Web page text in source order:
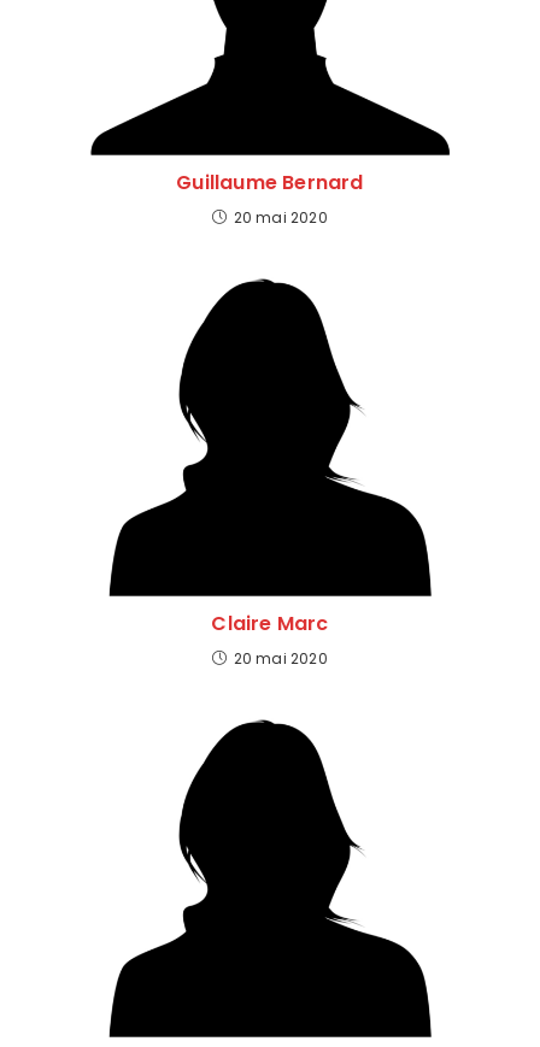
Guillaume Bernard
20 mai 2020
Claire Marc
20 mai 2020